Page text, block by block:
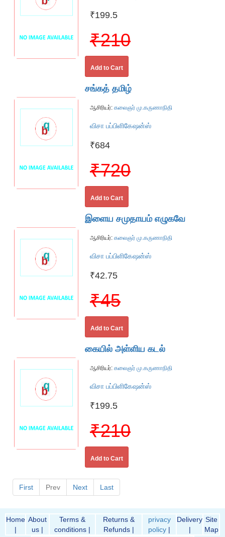
₹199.5
₹210
Add to Cart
சங்கத் தமிழ்
ஆசிரியர்: கலைஞர் மு.கருணாநிதி
விசா பப்பிளிகேஷன்ஸ்
₹684
₹720
Add to Cart
இளைய சமுதாயம் எழுகவே
ஆசிரியர்: கலைஞர் மு.கருணாநிதி
விசா பப்பிளிகேஷன்ஸ்
₹42.75
₹45
Add to Cart
கையில் அள்ளிய கடல்
ஆசிரியர்: கலைஞர் மு.கருணாநிதி
விசா பப்பிளிகேஷன்ஸ்
₹199.5
₹210
Add to Cart
First Prev Next Last
Home
|
About
us |
Terms &
conditions |
Returns &
Refunds |
privacy
policy |
Delivery
|
Site
Map